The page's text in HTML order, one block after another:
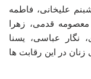
علیخانی، فاطمه
معصومه قدمی، زهرا
نگار عباسی، یسنا
در این رقابت ها